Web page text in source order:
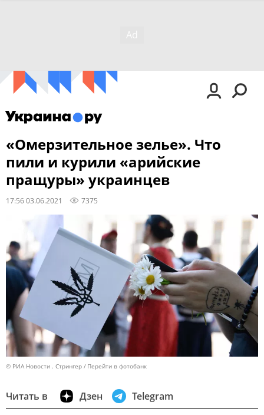
«Омерзительное зелье». Что
пили и курили «арийские
пращуры» украинцев
17:56 03.06.2021 7375
© РИА Новости . Стрингер Перейти в фотобанк
Читать в Дзен Telegram